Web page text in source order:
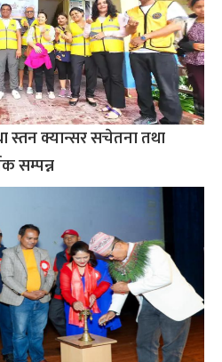
क्यान्सर सचेतना तथा
सम्पन्न